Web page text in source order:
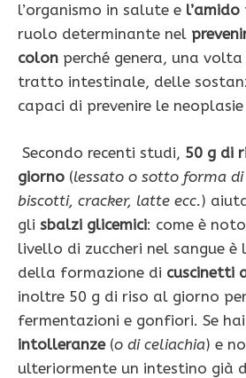
l’organismo in salute e l’amido
ruolo determinante nel
colon perché genera, una
tratto intestinale, delle
capaci di prevenire le
Secondo recenti studi, 50 g di
gior­no (lessato o sotto forma
biscotti, cracker, latte ecc.)
gli sbalzi glicemici: come è
livello di zuccheri nel sangue è
della formazio­ne di cuscinetti
inoltre 50 g di riso al giorno
fermentazioni e gonfiori. Se
intolleranze(o di celiachia) e
ulteriormente un intestino già